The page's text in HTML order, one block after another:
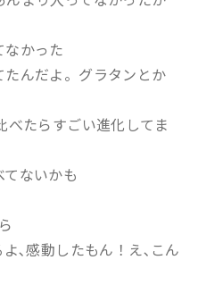
かった
んだよ。グラタンとか
たらすごい進化してま
ないかも
､感動したもん！え､こん